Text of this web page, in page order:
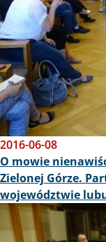
2016-06-08
O mowie
Zielonej Górze.
województwie
Obraz